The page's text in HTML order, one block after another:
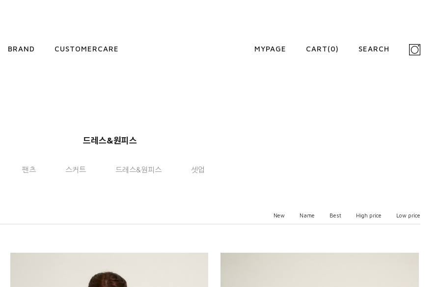
BRAND CUSTOMERCARE MYPAGE CART(0) SEARCH
드레스&원피스
팬츠 스커트 드레스&원피스 셋업
New Name Best High price Low price